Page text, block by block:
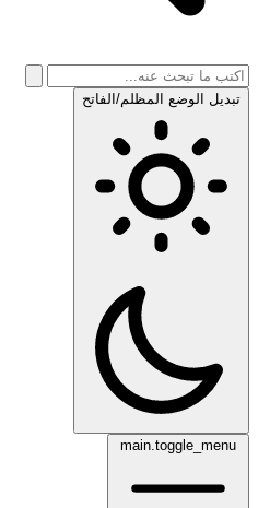
تبديل الوضع المظلم/الفاتح
main.toggle_menu